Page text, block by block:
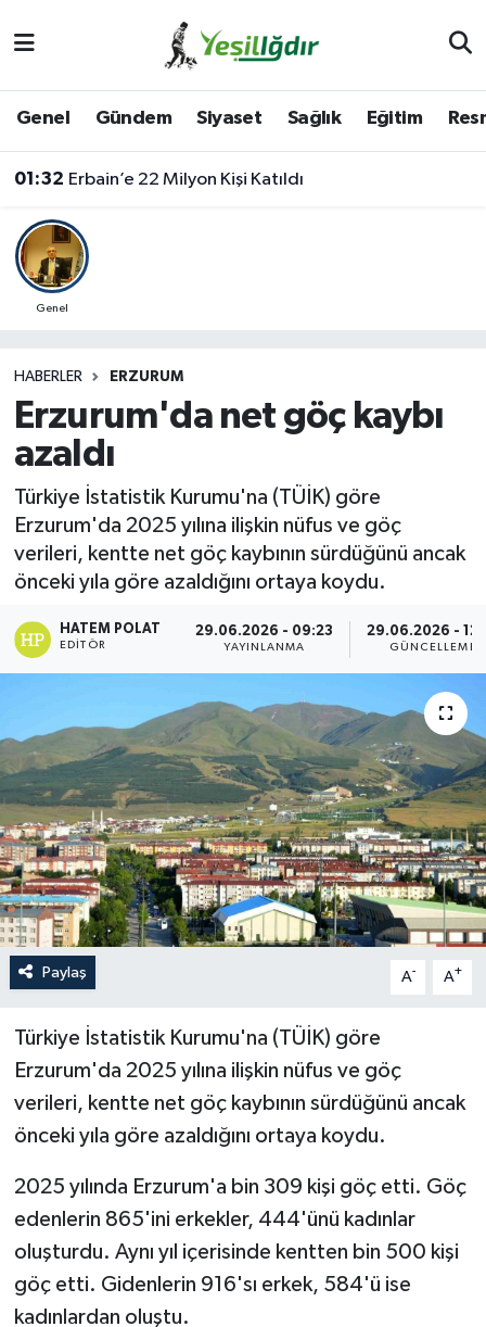
Genel Gündem Siyaset Sağlık Eğitim
01:32 Erbain’e 22 Milyon Kişi Katıldı
Genel
HABERLER ERZURUM
Erzurum'da net göç kaybı
azaldı
Türkiye İstatistik Kurumu'na (TÜİK) göre
Erzurum'da 2025 yılına ilişkin nüfus ve göç
verileri, kentte net göç kaybının sürdüğünü ancak
önceki yıla göre azaldığını ortaya koydu.
HATEM POLAT
EDITÖR
29.06.2026 - 09:23
YAYINLANMA
29.06.2026 -
GÜNCELLEME
Paylaş A- A+
Türkiye İstatistik Kurumu'na (TÜİK) göre
Erzurum'da 2025 yılına ilişkin nüfus ve göç
verileri, kentte net göç kaybının sürdüğünü ancak
önceki yıla göre azaldığını ortaya koydu.
2025 yılında Erzurum'a bin 309 kişi göç etti. Göç
edenlerin 865'ini erkekler, 444'ünü kadınlar
oluşturdu. Aynı yıl içerisinde kentten bin 500 kişi
göç etti. Gidenlerin 916'sı erkek, 584'ü ise
kadınlardan oluştu.
İğdir Namaz Vakitleri
Iğdır Trafik Yoğunluk Haritası
Süper Lig Puan Durumu ve Fikstür
Son Dakika Haberleri
Haber Arşivi